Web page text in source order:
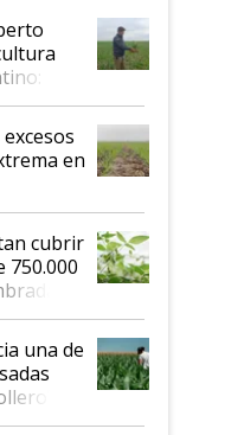
en
cubrir
750.000
de
un
y
una de
El
clave